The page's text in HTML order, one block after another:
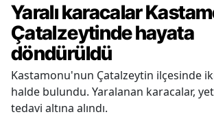
Yaralı karacalar
Çatalzeytinde hayata
döndürüldü
Kastamonu'nun Çatalzeytin ilçesinde
halde bulundu. Yaralanan karacalar,
tedavi altına alındı.